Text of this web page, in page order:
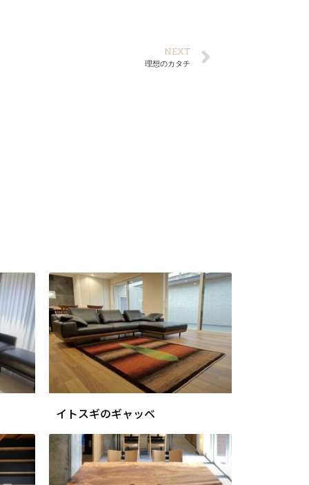
NEXT
理想のカタチ
イトスギのギャッベ